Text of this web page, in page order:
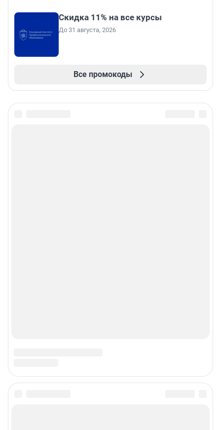
Скидка 11% на все курсы
До 31 августа, 2026
Все промокоды